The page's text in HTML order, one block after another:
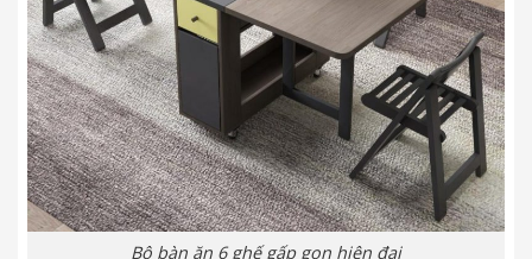
Bộ bàn ăn 6 ghế gấp gọn hiện đại